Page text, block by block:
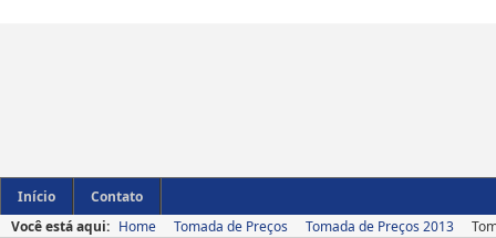
Início
Contato
Você está aqui: Home Tomada de Preços Tomada de Preços 2013